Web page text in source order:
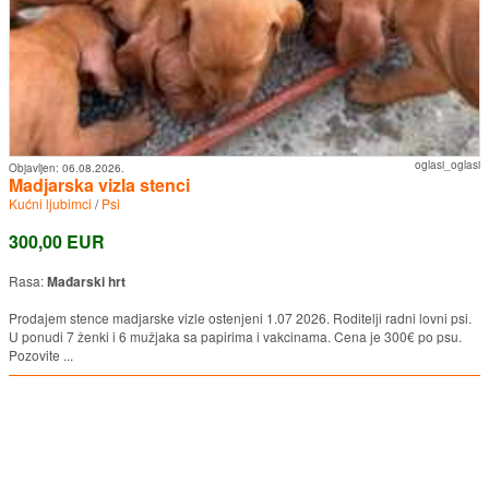
oglasi_oglasi
Objavljen: 06.08.2026.
Madjarska vizla stenci
Kućni ljubimci /Psi
300,00 EUR
Rasa:Mađarski hrt
Prodajem stence madjarske vizle ostenjeni 1.07 2026. Roditelji radni lovni psi.
U ponudi 7 ženki i 6 mužjaka sa papirima i vakcinama. Cena je 300€ po psu.
Pozovite ...